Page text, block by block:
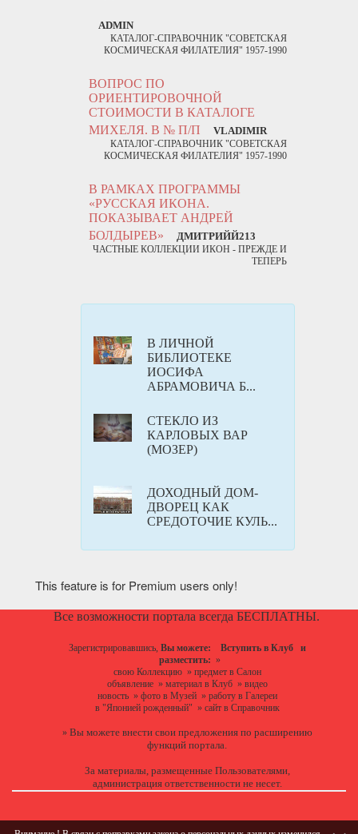
ADMIN
КАТАЛОГ-СПРАВОЧНИК "СОВЕТСКАЯ
КОСМИЧЕСКАЯ ФИЛАТЕЛИЯ" 1957-1990
ВОПРОС ПО
ОРИЕНТИРОВОЧНОЙ
СТОИМОСТИ В КАТАЛОГЕ
МИХЕЛЯ. В № П/П
VLADIMIR
КАТАЛОГ-СПРАВОЧНИК "СОВЕТСКАЯ
КОСМИЧЕСКАЯ ФИЛАТЕЛИЯ" 1957-1990
В РАМКАХ ПРОГРАММЫ
«РУССКАЯ ИКОНА.
ПОКАЗЫВАЕТ АНДРЕЙ
БОЛДЫРЕВ»
ДМИТРИЙЙ213
ЧАСТНЫЕ КОЛЛЕКЦИИ ИКОН - ПРЕЖДЕ И
ТЕПЕРЬ
В ЛИЧНОЙ
БИБЛИОТЕКЕ
ИОСИФА
АБРАМОВИЧА Б...
СТЕКЛО ИЗ
КАРЛОВЫХ ВАР
(МОЗЕР)
ДОХОДНЫЙ ДОМ-
ДВОРЕЦ КАК
СРЕДОТОЧИЕ КУЛЬ...
This feature is for Premium users only!
Все возможности портала всегда БЕСПЛАТНЫ.
Зарегистрировавшись, Вы можете: Вступить в Клуб
и
разместить: »
свою Коллекцию» предмет в Салон
объявление» материал в Клуб» видео
новость» фото в Музей» работу в Галереи
в "Японией рожденный" » сайт в Справочник
» Вы можете внести свои предложенияпо расширению
функций портала.
За материалы, размещенные Пользователями,
администрация ответственности не несет.